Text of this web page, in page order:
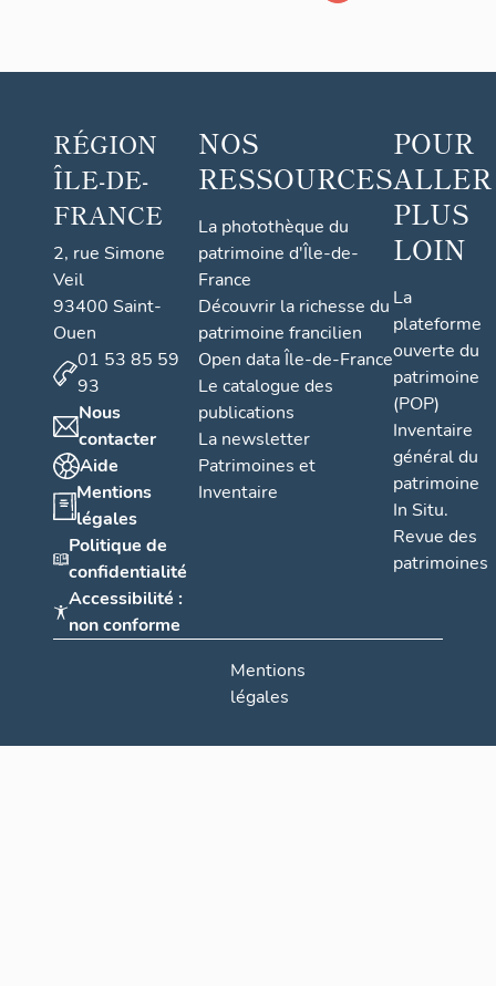
RÉGION
ÎLE-DE-
FRANCE
2, rue Simone
Veil
93400 Saint-
Ouen
01 53 85 59
93
Nous
contacter
Aide
Mentions
légales
Politique de
confidentialité
Accessibilité :
non conforme
NOS
RESSOURCES
La photothèque du
patrimoine d'Île-de-
France
Découvrir la richesse du
patrimoine francilien
Open data Île-de-France
Le catalogue des
publications
La newsletter
Patrimoines et
Inventaire
POUR
ALLER
PLUS
LOIN
La
plateforme
ouverte du
patrimoine
(POP)
Inventaire
général du
patrimoine
In Situ.
Revue des
patrimoines
Mentions
légales